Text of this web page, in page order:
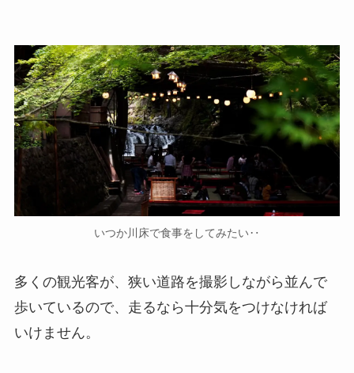
いつか川床で食事をしてみたい‥
多くの観光客が、狭い道路を撮影しながら並んで
歩いているので、走るなら十分気をつけなければ
いけません。